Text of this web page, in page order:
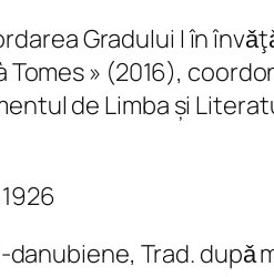
Gradului I în
Tomes » (2016),
de Limba și
Trad.